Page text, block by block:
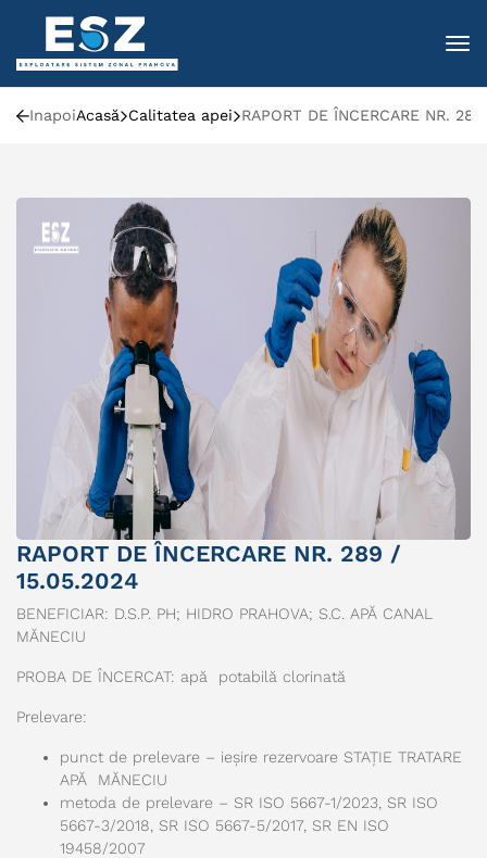
InapoiAcasă Calitatea apei RAPORT DE ÎNCERCARE NR.
RAPORT DE ÎNCERCARE NR. 289 /
15.05.2024
BENEFICIAR: D.S.P. PH; HIDRO PRAHOVA; S.C. APĂ CANAL
MĂNECIU
PROBA DE ÎNCERCAT: apă potabilă clorinată
Prelevare:
punct de prelevare – ieșire rezervoare STAȚIE TRATARE
APĂ MĂNECIU
metoda de prelevare – SR ISO 5667-1/2023, SR ISO
5667-3/2018, SR ISO 5667-5/2017, SR EN ISO
19458/2007